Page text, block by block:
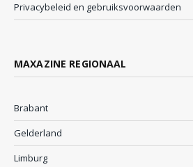
Privacybeleid en gebruiksvoorwaarden
MAXAZINE REGIONAAL
Brabant
Gelderland
Limburg